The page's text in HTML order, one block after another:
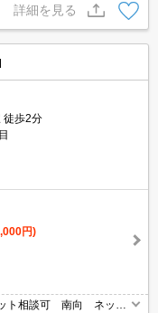
詳細を見る
徒歩2分
円)
ト相談可 南向 ネット